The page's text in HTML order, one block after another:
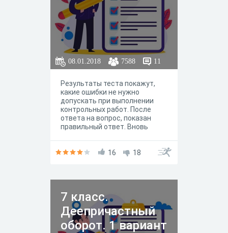
08.01.2018 7588 11
Результаты теста покажут,
какие ошибки не нужно
допускать при выполнении
контрольных работ. После
ответа на вопрос, показан
правильный ответ. Вновь
16
18
7 класс.
Деепричастный
оборот. 1 вариант